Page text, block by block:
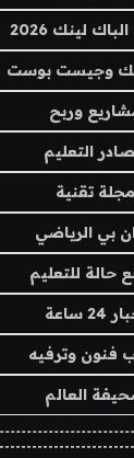
لينك 2026
وجيست بوست
وربح
التعليم
مجلة تقنية
بي الرياضي
حالة للتعليم
24 ساعة
فنون وترفيه
العالم